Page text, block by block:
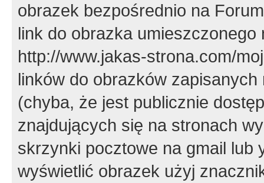
obrazek bezpośrednio na
link do obrazka
http://www.jakas-strona.com/
linków do obrazków
(chyba, że jest publicznie
znajdujących się na stronach
skrzynki pocztowe na gmail lub
wyświetlić obrazek użyj